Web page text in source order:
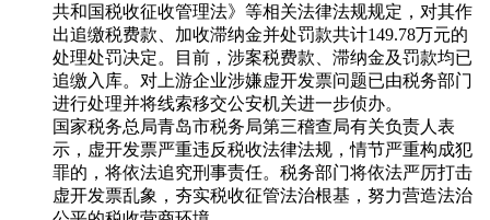
共和国税收征收管理法》等相关法律法规规定，对其作
出追缴税费款、加收滞纳金并处罚款共计149.78万元的
处理处罚决定。目前，涉案税费款、滞纳金及罚款均已
追缴入库。对上游企业涉嫌虚开发票问题已由税务部门
进行处理并将线索移交公安机关进一步侦办。
国家税务总局青岛市税务局第三稽查局有关负责人表
示，虚开发票严重违反税收法律法规，情节严重构成犯
罪的，将依法追究刑事责任。税务部门将依法严厉打击
虚开发票乱象，夯实税收征管法治根基，努力营造法治